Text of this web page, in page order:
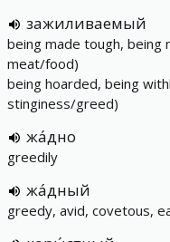
зажиливаемый
being made tough, being
meat/food)
being hoarded, being
stinginess/greed)
жа́дно
greedily
жа́дный
greedy, avid, covetous,